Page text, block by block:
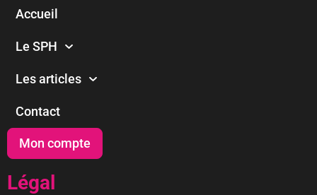
Accueil
Le SPH
Les articles
Contact
Mon compte
Légal